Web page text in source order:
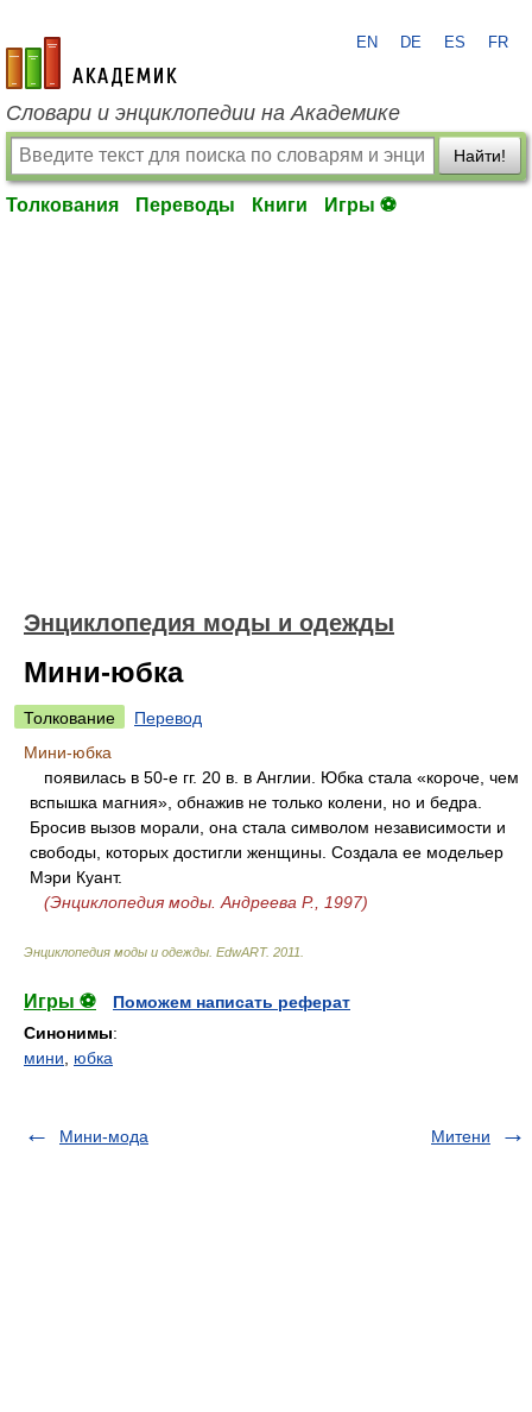
academic.ru
EN DE ES FR
Словари и энциклопедии на Академике
Найти!
Толкования Переводы Книги Игры ⚽
Энциклопедия моды и одежды
Мини-юбка
Толкование
Перевод
Мини-юбка
появилась в 50-е гг. 20 в. в Англии. Юбка стала «короче, чем
вспышка магния», обнажив не только колени, но и бедра.
Бросив вызов морали, она стала символом независимости и
свободы, которых достигли женщины. Создала ее модельер
Мэри Куант.
(Энциклопедия моды. Андреева Р., 1997)
Энциклопедия моды и одежды EdwART. 2011
Игры ⚽
Поможем написать реферат
Синонимы:
мини
юбка
Мини-мода Митени